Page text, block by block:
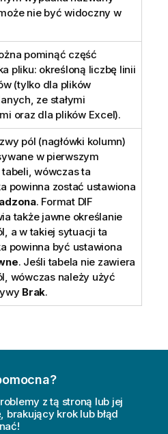
nie być widoczny w
pominąć część
pliku: określoną liczbę linii
(tylko dla plików
ze stałymi
oraz dla plików Excel).
pól (nagłówki kolumn)
w pierwszym
wówczas ta
powinna zostać ustawiona
. Format DIF
także jawne określanie
a w takiej sytuacji ta
powinna być ustawiona
. Jeśli tabela nie zawiera
wówczas należy użyć
Brak.
z tą stroną lub jej
krok lub błąd